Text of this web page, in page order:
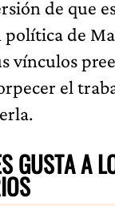
de que
política de
vínculos
el
GUSTA A